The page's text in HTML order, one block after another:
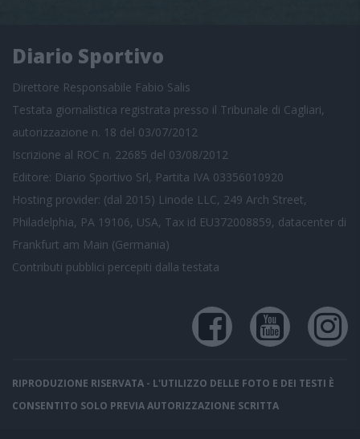
Diario Sportivo
Direttore Responsabile Fabio Salis
Testata giornalistica registrata presso il Tribunale di Cagliari,
autorizzazione n. 18 del 03/07/2012
Iscrizione al ROC n. 22685 del 03/08/2012
Editore: Diario Sportivo Srl, Partita IVA 03356010920
Hosting provider: (dal 2015) Linode LLC, 249 Arch Street,
Philadelphia, PA 19106, USA, Tax id EU372008859, datacenter di
Frankfurt am Main (Germania)
Contributi pubblici percepiti dalla testata
RIPRODUZIONE RISERVATA - L'UTILIZZO DELLE FOTO E DEI TESTI È
CONSENTITO SOLO PREVIA AUTORIZZAZIONE SCRITTA